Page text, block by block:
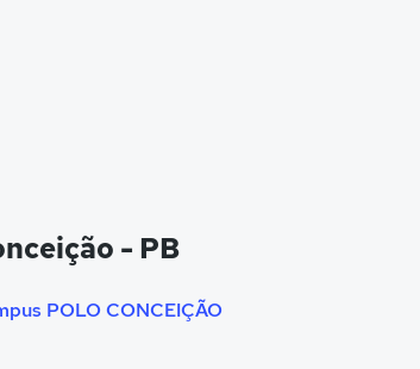
- PB
POLO CONCEIÇÃO